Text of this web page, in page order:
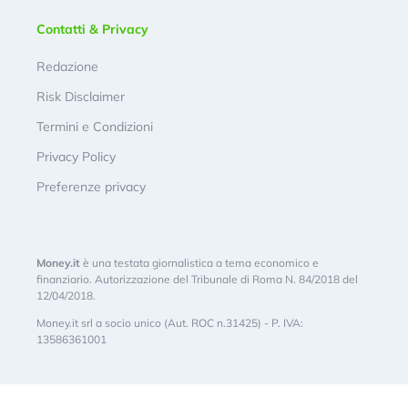
Contatti & Privacy
Redazione
Risk Disclaimer
Termini e Condizioni
Privacy Policy
Preferenze privacy
Money.it è una testata giornalistica a tema economico e
finanziario. Autorizzazione del Tribunale di Roma N. 84/2018 del
12/04/2018.
Money.it srl a socio unico (Aut. ROC n.31425) - P. IVA:
13586361001